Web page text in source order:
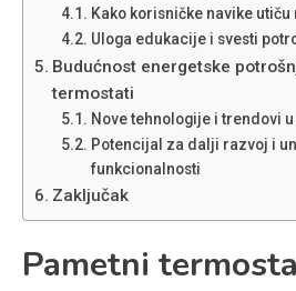
Kako korisničke navike
Uloga edukacije i svesti
Budućnost energetske
termostati
Nove tehnologije i trendovi
Potencijal za dalji razvoj i
funkcionalnosti
Zaključak
Pametni